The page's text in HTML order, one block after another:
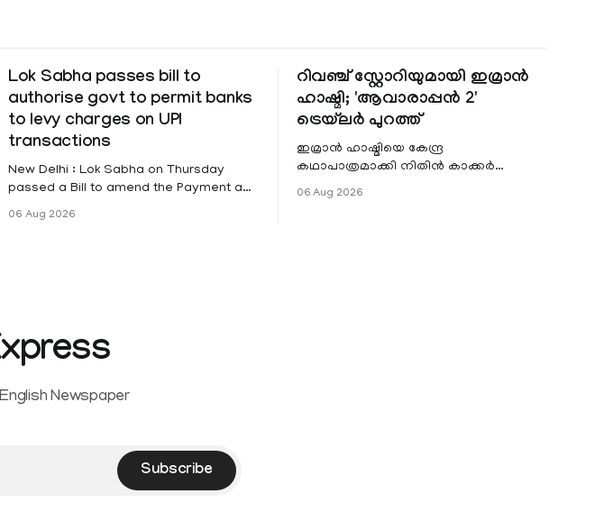
Lok Sabha passes bill to
authorise govt to permit banks
to levy charges on UPI
transactions
New Delhi : Lok Sabha on Thursday
passed a Bill to amend the Payment and
Settlement Systems Act, 2007 that
authorises the government to permit
06 Aug 2026
റിവഞ്ച് സ്റ്റോറിയുമായി ഇമ്രാൻ
ഹാഷ്മി; 'ആവാരാപ്പൻ 2'
ട്രെയ്‌ലർ പുറത്ത്
ഇമ്രാൻ ഹാഷ്മിയെ കേന്ദ്ര
കഥാപാത്രമാക്കി നിതിൻ കാക്കർ
ഒരുക്കുന്ന ഏറ്റവും പുതിയ ചിത്രമാണ്
'ആവാരാപ്പൻ 2'. ഐഎംഡിബി പട്ടിക
06 Aug 2026
Newspaper
Subscribe